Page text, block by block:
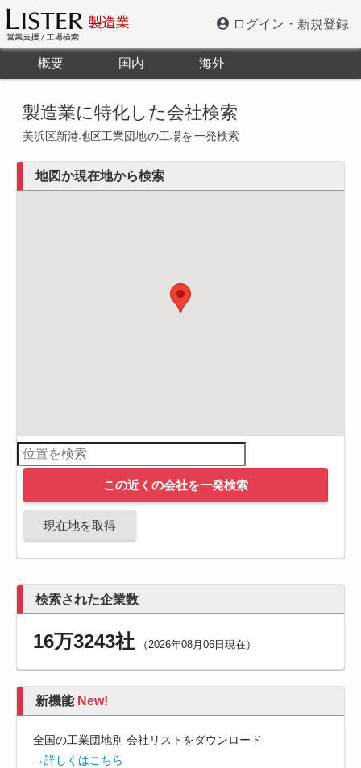
ログイン・新規登録
概要 国内 海外
製造業に特化した会社検索
美浜区新港地区工業団地の工場を一発検索
地図か現在地から検索
この近くの会社を一発検索
現在地を取得
検索された企業数
16万3243社（2026年08月06日現在）
新機能 New!
全国の工業団地別 会社リストをダウンロード
→詳しくはこちら